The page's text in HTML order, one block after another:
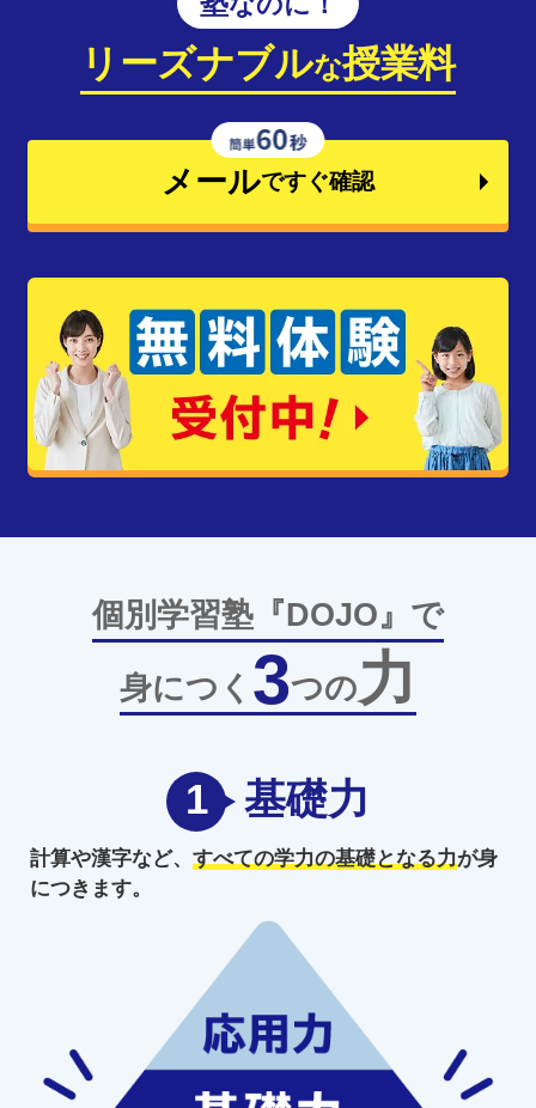
リーズナブルな授業料
メールですぐ確認
個別学習塾『DOJO』で
身につく 3つの力
1 基礎力
計算や漢字など、 すべての学力の基礎となる力が身
につきます。